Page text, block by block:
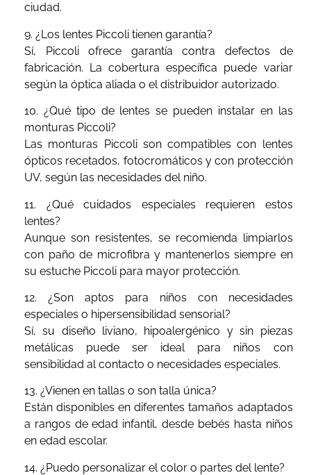
ciudad.
9. ¿Los lentes Piccoli tienen garantía?
Sí, Piccoli ofrece garantía contra defectos de
fabricación. La cobertura específica puede variar
según la óptica aliada o el distribuidor autorizado.
10. ¿Qué tipo de lentes se pueden instalar en las
monturas Piccoli?
Las monturas Piccoli son compatibles con lentes
ópticos recetados, fotocromáticos y con protección
UV, según las necesidades del niño.
11. ¿Qué cuidados especiales requieren estos
lentes?
Aunque son resistentes, se recomienda limpiarlos
con paño de microfibra y mantenerlos siempre en
su estuche Piccoli para mayor protección.
12. ¿Son aptos para niños con necesidades
especiales o hipersensibilidad sensorial?
Sí, su diseño liviano, hipoalergénico y sin piezas
metálicas puede ser ideal para niños con
sensibilidad al contacto o necesidades especiales.
13. ¿Vienen en tallas o son talla única?
Están disponibles en diferentes tamaños adaptados
a rangos de edad infantil, desde bebés hasta niños
en edad escolar.
14. ¿Puedo personalizar el color o partes del lente?